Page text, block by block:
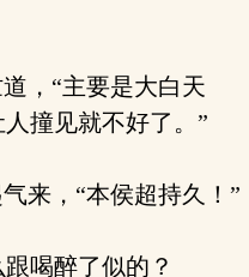
，“主要是大白天
撞见就不好了。”
来，“本侯超持久！”
喝醉了似的？